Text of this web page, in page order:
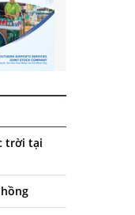
trời tại